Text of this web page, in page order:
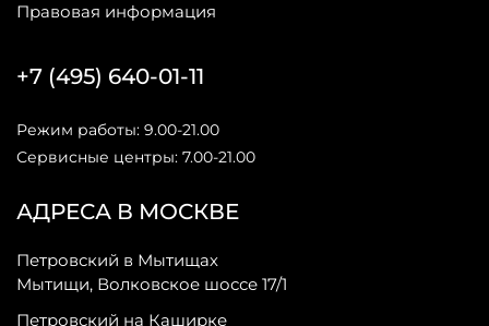
Правовая информация
АДРЕСА В МОСКВЕ
Петровский в Мытищах
Мытищи, Волковское шоссе 17/1
Петровский на Каширке
+7 (495) 640-01-11
Режим работы: 9.00-21.00
Сервисные центры: 7.00-21.00